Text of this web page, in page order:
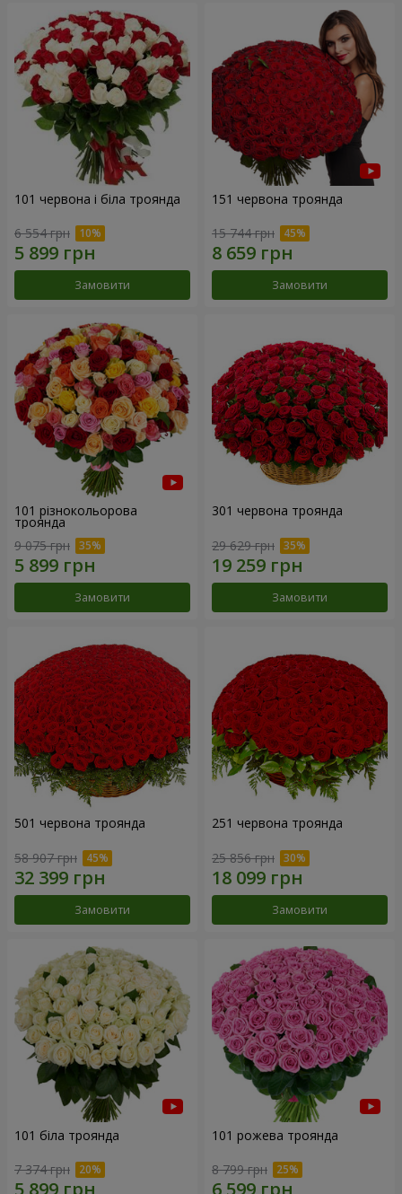
101 червона і біла троянда
6 554 грн
Замовити
151 червона троянда
15 744 грн
Замовити
101 різнокольорова
троянда
9 075 грн
Замовити
301 червона троянда
29 629 грн
Замовити
501 червона троянда
58 907 грн
Замовити
251 червона троянда
25 856 грн
Замовити
101 біла троянда
7 374 грн
101 рожева троянда
8 799 грн